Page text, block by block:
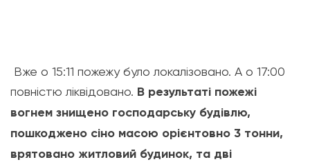
Вже о 15:11 пожежу було локалізовано. А о 17:00
повністю ліквідовано. В результаті пожежі
вогнем знищено господарську будівлю,
пошкоджено сіно масою орієнтовно 3 тонни,
врятовано житловий будинок, та дві